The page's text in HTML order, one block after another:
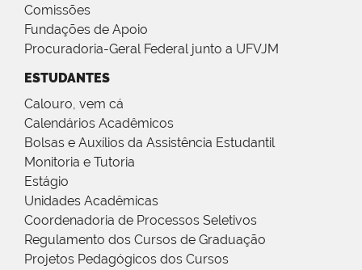
Comissões
Fundações de Apoio
Procuradoria-Geral Federal junto a UFVJM
ESTUDANTES
Calouro, vem cá
Calendários Acadêmicos
Bolsas e Auxílios da Assistência Estudantil
Monitoria e Tutoria
Estágio
Unidades Acadêmicas
Coordenadoria de Processos Seletivos
Regulamento dos Cursos de Graduação
Projetos Pedagógicos dos Cursos